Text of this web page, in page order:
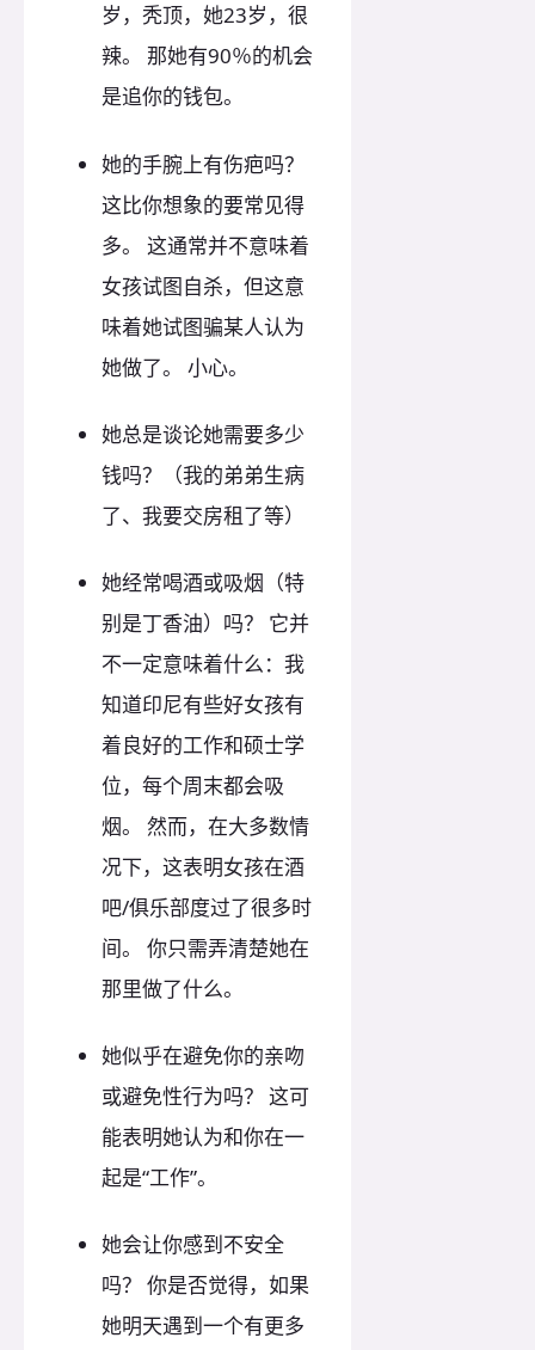
岁，秃顶，她23岁，很
辣。 那她有90％的机会
是追你的钱包。
她的手腕上有伤疤吗？
这比你想象的要常见得
多。 这通常并不意味着
女孩试图自杀，但这意
味着她试图骗某人认为
她做了。 小心。
她总是谈论她需要多少
钱吗？（我的弟弟生病
了、我要交房租了等）
她经常喝酒或吸烟（特
别是丁香油）吗？ 它并
不一定意味着什么：我
知道印尼有些好女孩有
着良好的工作和硕士学
位，每个周末都会吸
烟。 然而，在大多数情
况下，这表明女孩在酒
吧/俱乐部度过了很多时
间。 你只需弄清楚她在
那里做了什么。
她似乎在避免你的亲吻
或避免性行为吗？ 这可
能表明她认为和你在一
起是“工作”。
她会让你感到不安全
吗？ 你是否觉得，如果
她明天遇到一个有更多